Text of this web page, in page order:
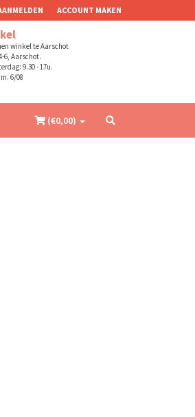
ACCOUNT MAKEN
winkel te Aarschot
6, Aarschot.
9.30 - 17u.
6/08
(€0,00)